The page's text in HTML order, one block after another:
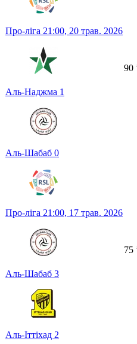
Про-ліга 21:00, 20 трав. 2026
Аль-Наджма 1
Аль-Шабаб 0
90
Про-ліга 21:00, 17 трав. 2026
Аль-Шабаб 3
Аль-Іттіхад 2
75